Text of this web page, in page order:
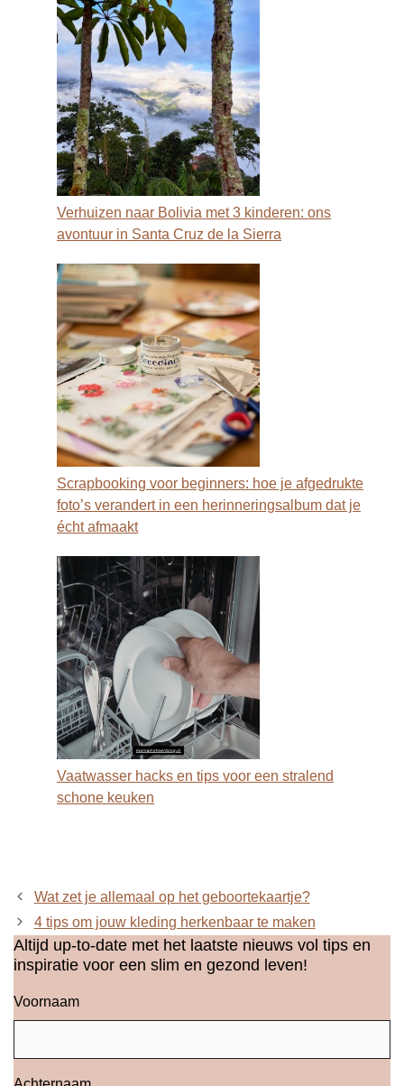
Verhuizen naar Bolivia met 3 kinderen: ons
avontuur in Santa Cruz de la Sierra
Scrapbooking voor beginners: hoe je afgedrukte
foto’s verandert in een herinneringsalbum dat je
écht afmaakt
Vaatwasser hacks en tips voor een stralend
schone keuken
Wat zet je allemaal op het geboortekaartje?
4 tips om jouw kleding herkenbaar te maken
Altijd up-to-date met het laatste nieuws vol tips en
inspiratie voor een slim en gezond leven!
Voornaam